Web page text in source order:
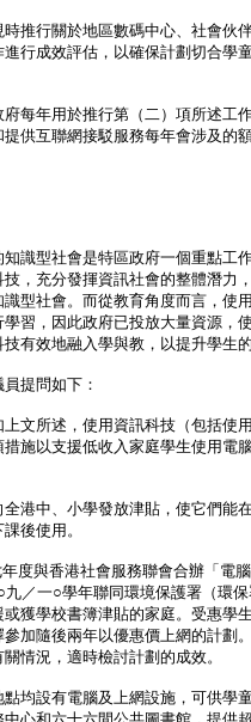
時推行關於地區數碼中心、社會伙
行成效評估，以確保計劃切合學
府每年用於推行第（二）項所述工
供互聯網接駁服務每年會涉及的
型社會是特區政府一個重點工
，充分發揮資訊社會的整體潛力
型社會。而從教育角度而言，使
習，因此政府已投放大量資源，
有效地融入學與教，以提升學生的
提問如下：
上文所述，使用資訊科技（包括使
施以支援低收入家庭學生使用電
港中、小學發放津貼，使它們能
後使用。
度與香港社會服務聯會合辦「電
／一○學年聯同環境保護署（環保
獲學校書簿津貼的家庭。受惠學
加隨後兩年以優惠價上網的計劃
情況，適時檢討計劃的成效。
均設有電腦及上網設施，可供學